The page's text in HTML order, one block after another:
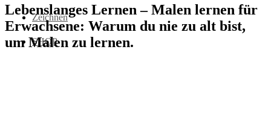
Zeichnen
SHOP
Lebenslanges Lernen – Malen lernen für
Erwachsene: Warum du nie zu alt bist,
um Malen zu lernen.